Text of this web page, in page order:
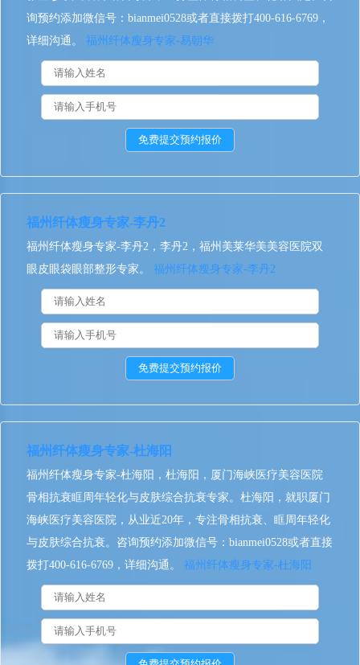
询预约添加微信号：bianmei0528或者直接拨打400-616-6769，
详细沟通。 福州纤体瘦身专家-易朝华
福州纤体瘦身专家-李丹2
福州纤体瘦身专家-李丹2，李丹2，福州美莱华美美容医院双
眼皮眼袋眼部整形专家。 福州纤体瘦身专家-李丹2
福州纤体瘦身专家-杜海阳
福州纤体瘦身专家-杜海阳，杜海阳，厦门海峡医疗美容医院
骨相抗衰眶周年轻化与皮肤综合抗衰专家。杜海阳，就职厦门
海峡医疗美容医院，从业近20年，专注骨相抗衰、眶周年轻化
与皮肤综合抗衰。咨询预约添加微信号：bianmei0528或者直接
拨打400-616-6769，详细沟通。 福州纤体瘦身专家-杜海阳